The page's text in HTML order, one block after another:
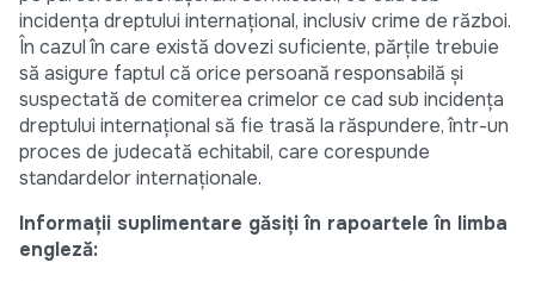
incidenţa dreptului internaţional, inclusiv crime de război.
În cazul în care există dovezi suficiente, părţile trebuie
să asigure faptul că orice persoană responsabilă şi
suspectată de comiterea crimelor ce cad sub incidenţa
dreptului internaţional să fie trasă la răspundere, într-un
proces de judecată echitabil, care corespunde
standardelor internaţionale.
Informaţii suplimentare găsiţi în rapoartele în limba
engleză: